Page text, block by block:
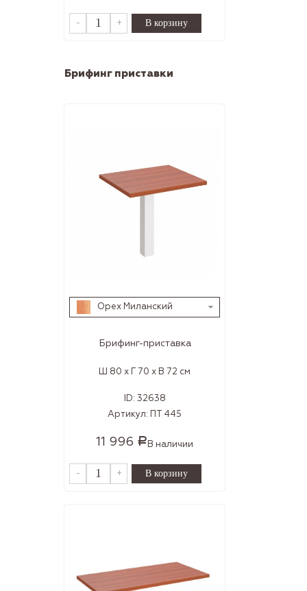
- +
Брифинг приставки
Орех Миланский
Брифинг-приставка
Ш 80 x Г 70 x В 72 см
ID: 32638
Артикул: ПТ 445
11 996 Р В наличии
- +